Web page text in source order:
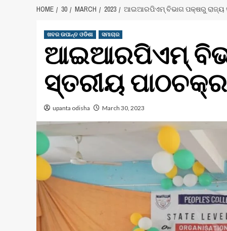
HOME 30 MARCH 2023 ଆଇଆରପିଏମ୍ ବିଭାଗ ପକ୍ଷରୁ ରାଜ୍ୟ
ଖବର ଉପାନ୍ତ ଓଡିଶା ସମାଚାର
ଆଇଆରପିଏମ୍
ସ୍ତରୀୟ ପାଠଚକ୍ର
upanta odisha March 30, 2023